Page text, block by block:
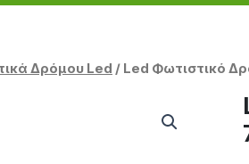
Δρόμου Led / Led Φωτιστικό